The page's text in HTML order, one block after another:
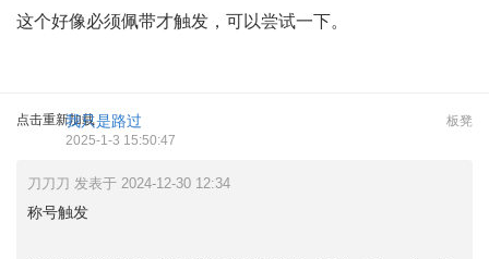
这个好像必须佩带才触发，可以尝试一下。
点击重新加载 板凳
我只是路过
2025-1-3 15:50:47
刀刀刀 发表于 2024-12-30 12:34
称号触发